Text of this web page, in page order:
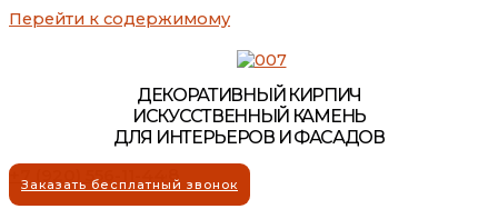
Перейти к содержимому
ДЕКОРАТИВНЫЙ КИРПИЧ
ИСКУССТВЕННЫЙ КАМЕНЬ
ДЛЯ ИНТЕРЬЕРОВ И ФАСАДОВ
+7 (4722) 40-70-68
+7 (920) 556-11-44
Заказать бесплатный звонок